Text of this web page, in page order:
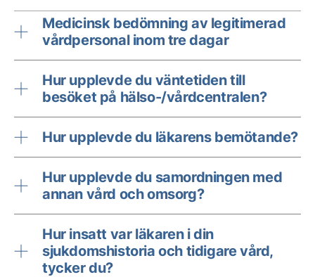
Medicinsk bedömning av legitimerad
vårdpersonal inom tre dagar
Hur upplevde du väntetiden till
besöket på hälso-/vårdcentralen?
Hur upplevde du läkarens bemötande?
Hur upplevde du samordningen med
annan vård och omsorg?
Hur insatt var läkaren i din
sjukdomshistoria och tidigare vård,
tycker du?